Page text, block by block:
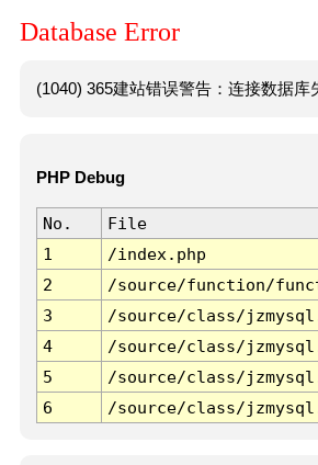
Database Error
(1040) 365建站错误警告：连接数据
PHP Debug
No. File
1
/index.php
2
/source/function/
3
/source/class/
4
/source/class/
5
/source/class/
6
/source/class/